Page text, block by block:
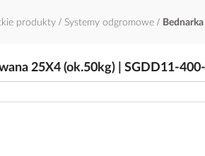
produkty Systemy odgromowe
25X4 (ok.50kg) | SGDD11-